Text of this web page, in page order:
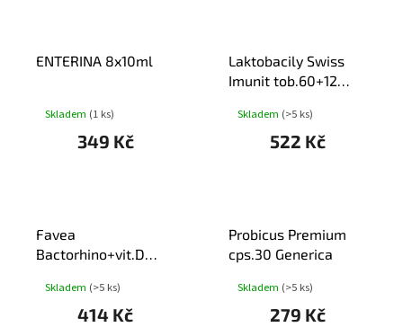
ENTERINA 8x10ml
Skladem (1 ks)
349 Kč
Laktobacily Swiss
Imunit tob.60+12
Skladem (>5 ks)
522 Kč
Favea
Bactorhino+vit.D
Skladem (>5 ks)
414 Kč
Probicus Premium
cps.30 Generica
Skladem (>5 ks)
279 Kč